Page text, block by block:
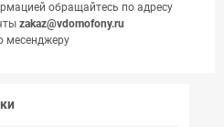
обращайтесь по адресу
zakaz@vdomofony.ru
месенджеру